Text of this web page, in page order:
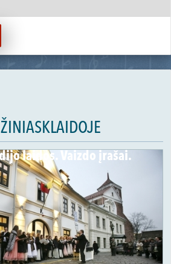
laidos. Vaizdo įrašai.